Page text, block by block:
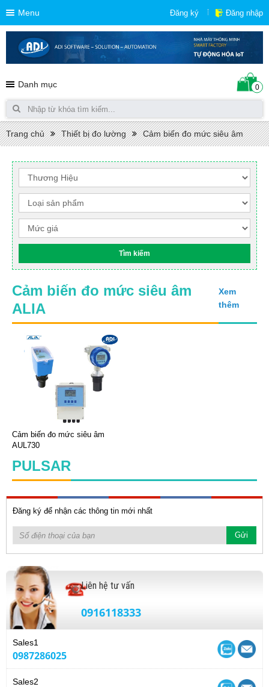
Menu Đăng ký Đăng nhập
Danh mục 0
Trang chủ Thiết bị đo lường Cảm biến đo mức siêu âm
Cảm biến đo mức siêu âm
ALIA
Xem
thêm
Cảm biến đo mức siêu âm
AUL730
PULSAR
Đăng ký để nhận các thông tin mới nhất
Liên hệ tư vấn
0916118333
Sales1
0987286025
Sales2